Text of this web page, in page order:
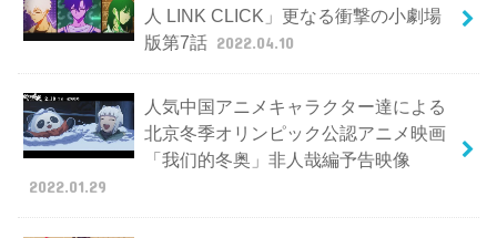
人 LINK CLICK」更なる衝撃の小劇場
版第7話 2022.04.10
人気中国アニメキャラクター達による
北京冬季オリンピック公認アニメ映画
「我们的冬奥」非人哉編予告映像
2022.01.29